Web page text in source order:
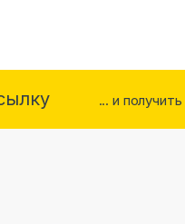
... и получить